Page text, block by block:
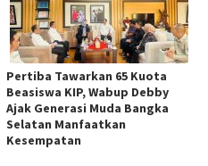
Pertiba Tawarkan 65 Kuota
Beasiswa KIP, Wabup Debby
Ajak Generasi Muda Bangka
Selatan Manfaatkan
Kesempatan